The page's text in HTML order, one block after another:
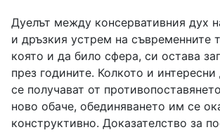
Дуелът между консервативния дух
и дръзкия устрем на съвременните
която и да било сфера, си остава
през годините. Колкото и
се получават от
ново обаче, обединяването им се
конструктивно. Доказателство за